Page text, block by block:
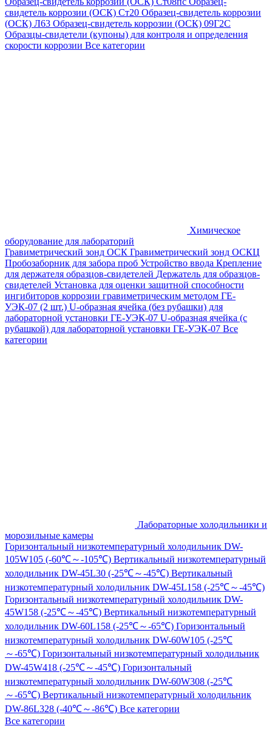
свидетель коррозии (ОСК) Ст20 Образец-свидетель коррозии
(ОСК) Л63 Образец-свидетель коррозии (ОСК) 09Г2С
Образцы-свидетели (купоны) для контроля и определения
скорости коррозии Все категории
Химическое
оборудование для лабораторий
Гравиметрический зонд ОСК Гравиметрический зонд ОСКЦ
Пробозаборник для забора проб Устройство ввода Крепление
для держателя образцов-свидетелей Держатель для образцов-
свидетелей Установка для оценки защитной способности
ингибиторов коррозии гравиметрическим методом ГЕ-
УЭК-07 (2 шт.) U-образная ячейка (без рубашки) для
лабораторной установки ГЕ-УЭК-07 U-образная ячейка (с
рубашкой) для лабораторной установки ГЕ-УЭК-07 Все
категории
Лабораторные холодильники и
морозильные камеры
Горизонтальный низкотемпературный холодильник DW-
105W105 (-60℃～-105℃) Вертикальный низкотемпературный
холодильник DW-45L30 (-25℃～-45℃) Вертикальный
низкотемпературный холодильник DW-45L158 (-25℃～-45℃)
Горизонтальный низкотемпературный холодильник DW-
45W158 (-25℃～-45℃) Вертикальный низкотемпературный
холодильник DW-60L158 (-25℃～-65℃) Горизонтальный
низкотемпературный холодильник DW-60W105 (-25℃
～-65℃) Горизонтальный низкотемпературный холодильник
DW-45W418 (-25℃～-45℃) Горизонтальный
низкотемпературный холодильник DW-60W308 (-25℃
～-65℃) Вертикальный низкотемпературный холодильник
DW-86L328 (-40℃～-86℃) Все категории
Все категории